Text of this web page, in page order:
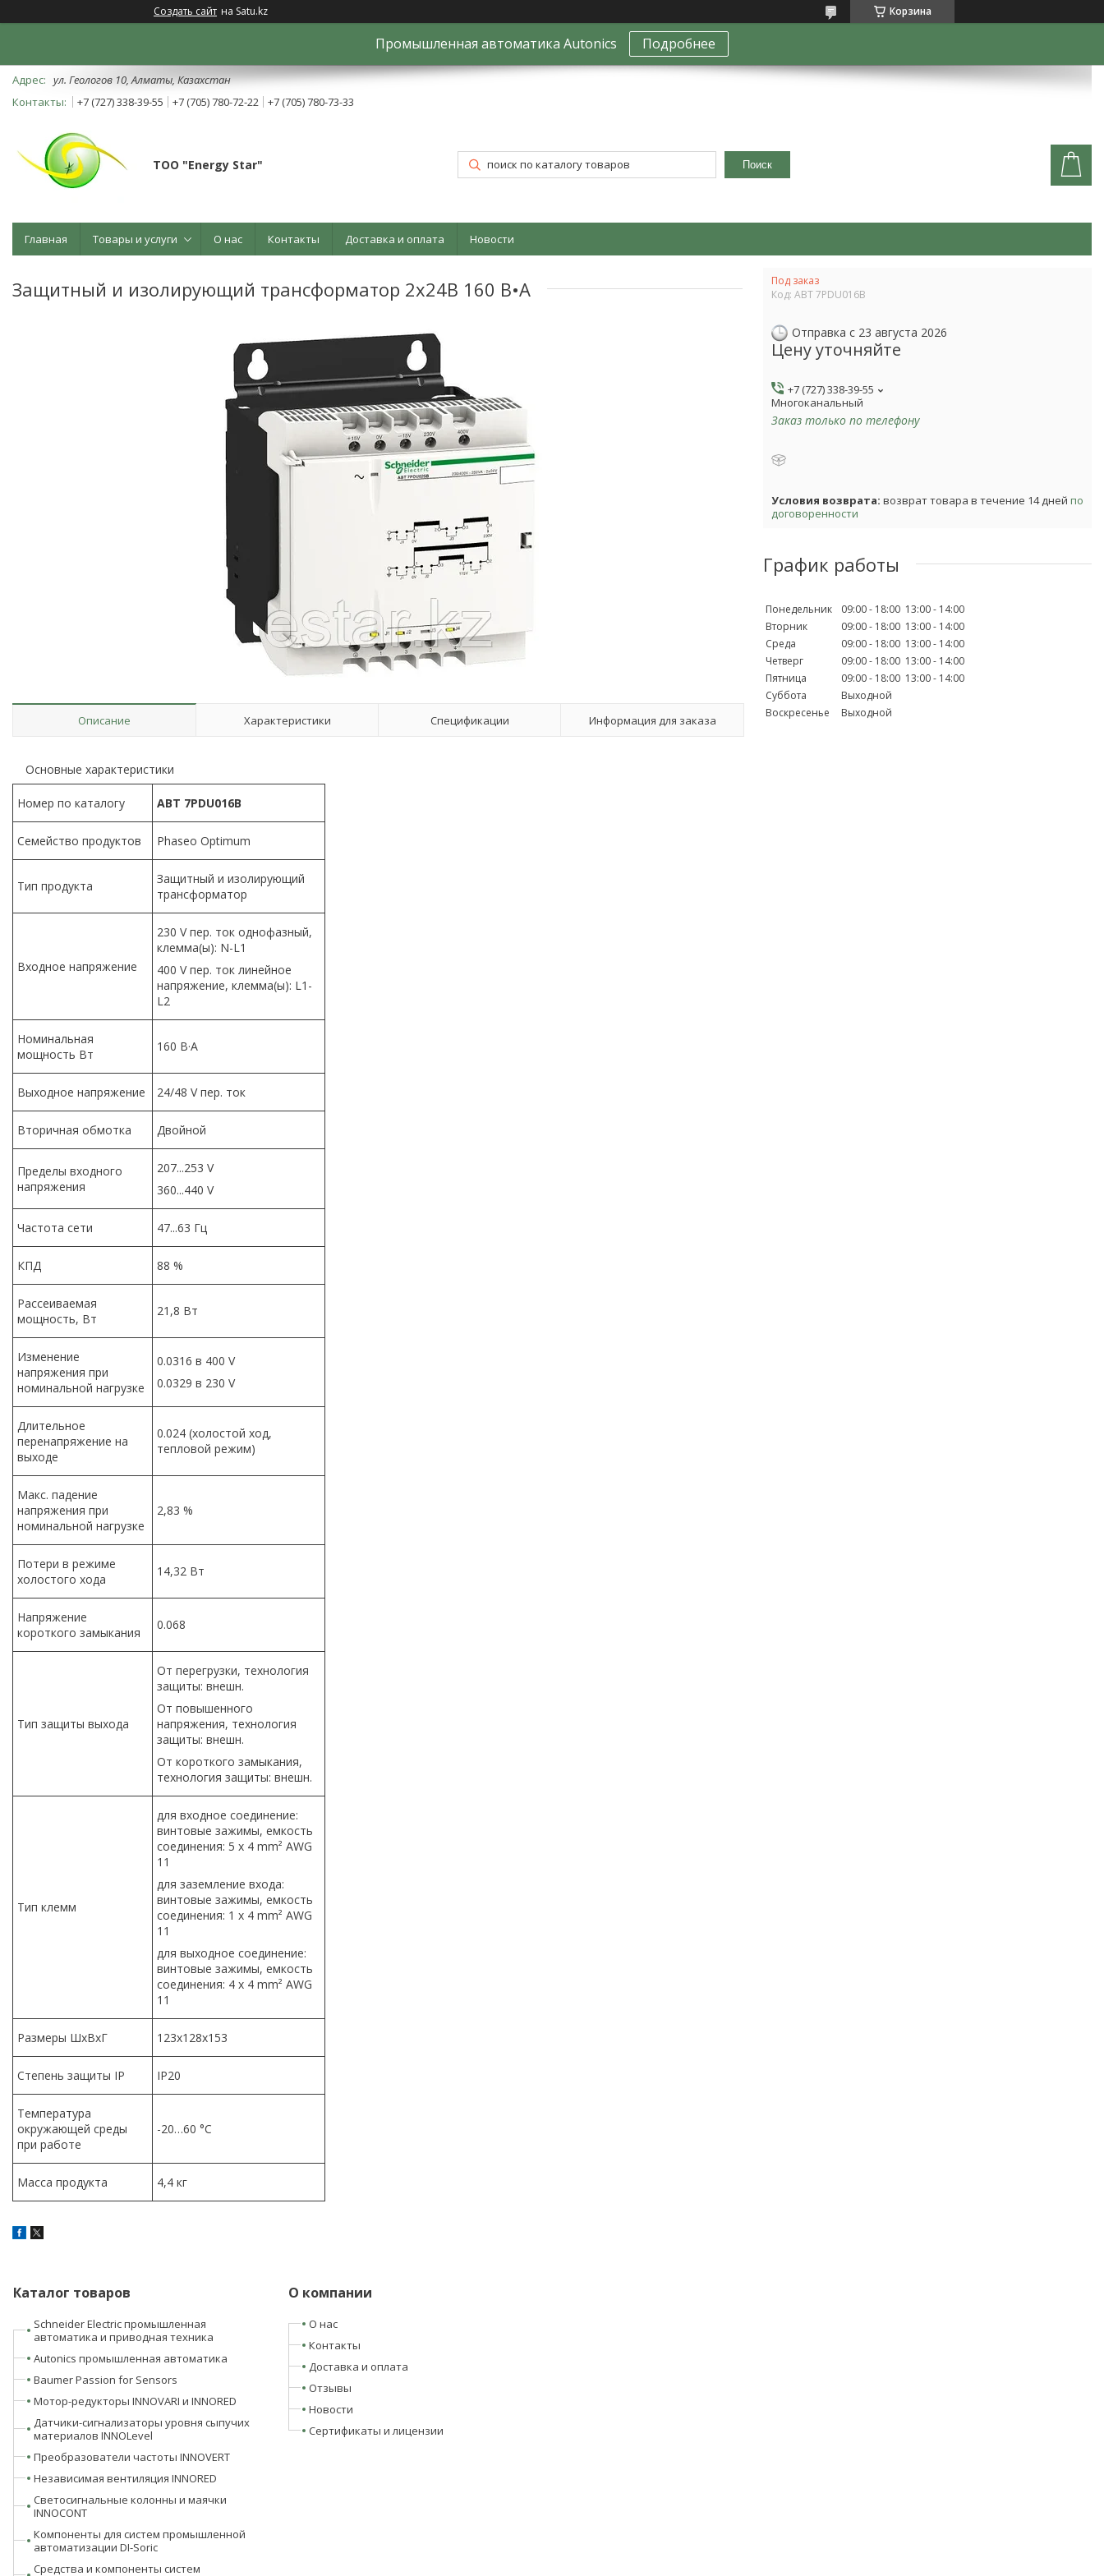
Создать сайт на Satu.kz Корзина
Промышленная автоматика Autonics Подробнее
ул. Геологов 10, Алматы, Казахстан
+7 (727) 338-39-55
+7 (705) 780-72-22 +7 (705) 780-73-33
ТОО "Energy Star" Поиск
Главная Товары и услуги О нас Контакты Доставка и оплата Новости
Защитный и изолирующий трансформатор 2x24В 160 В•А
Описание Характеристики Спецификации Информация для заказа
Основные характеристики
Номер по каталогу ABT 7PDU016B
Семейство продуктов Phaseo Optimum
Тип продукта
Защитный и изолирующий
трансформатор
Входное напряжение
230 V пер. ток однофазный,
клемма(ы): N-L1
400 V пер. ток линейное
напряжение, клемма(ы): L1-
L2
Номинальная
мощность Вт
160 В·А
Выходное напряжение 24/48 V пер. ток
Вторичная обмотка Двойной
Пределы входного
напряжения
207...253 V
360...440 V
Частота сети 47...63 Гц
КПД 88 %
Рассеиваемая
мощность, Вт
21,8 Вт
Изменение
напряжения при
номинальной нагрузке
0.0316 в 400 V
0.0329 в 230 V
Длительное
перенапряжение на
выходе
0.024 (холостой ход,
тепловой режим)
Макс. падение
напряжения при
номинальной нагрузке
2,83 %
Потери в режиме
холостого хода
14,32 Вт
Напряжение
короткого замыкания
0.068
Тип защиты выхода
От перегрузки, технология
защиты: внешн.
От повышенного
напряжения, технология
защиты: внешн.
От короткого замыкания,
технология защиты: внешн.
Тип клемм
для входное соединение:
винтовые зажимы, емкость
соединения: 5 x 4 mm² AWG
11
для заземление входа:
винтовые зажимы, емкость
соединения: 1 x 4 mm² AWG
11
для выходное соединение:
винтовые зажимы, емкость
соединения: 4 x 4 mm² AWG
11
Размеры ШхВхГ 123х128х153
Степень защиты IP IP20
Температура
окружающей среды
при работе
-20…60 °C
Масса продукта 4,4 кг
Под заказ
Код: ABT 7PDU016B
Отправка с 23 августа 2026
Цену уточняйте
+7 (727) 338-39-55
Многоканальный
Заказ только по телефону
возврат товара в течение 14 дней по
договоренности
График работы
Понедельник 09:00 18:00 13:00
14:00
Вторник
09:00 18:00 13:00
14:00
Среда
09:00 18:00 13:00
14:00
Четверг
09:00 18:00 13:00
14:00
Пятница
09:00 18:00 13:00
14:00
Суббота
Выходной
Воскресенье
Выходной
Каталог товаров
Schneider Electric промышленная
автоматика и приводная техника
Autonics промышленная автоматика
Baumer Passion for Sensors
Мотор-редукторы INNOVARI и INNORED
Датчики-сигнализаторы уровня сыпучих
материалов INNOLevel
Преобразователи частоты INNOVERT
Независимая вентиляция INNORED
Светосигнальные колонны и маячки
INNOCONT
Компоненты для систем промышленной
автоматизации DI-Soric
Средства и компоненты систем
О компании
О нас
Контакты
Доставка и оплата
Отзывы
Новости
Сертификаты и лицензии